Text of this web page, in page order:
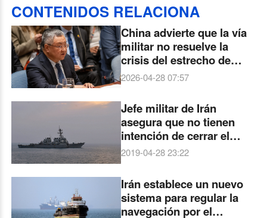
CONTENIDOS RELACIONA
China advierte que la vía
militar no resuelve la
crisis del estrecho de
Ormuz
2026-04-28 07:57
Jefe militar de Irán
asegura que no tienen
intención de cerrar el
Estrecho de Ormuz
2019-04-28 23:22
Irán establece un nuevo
sistema para regular la
navegación por el